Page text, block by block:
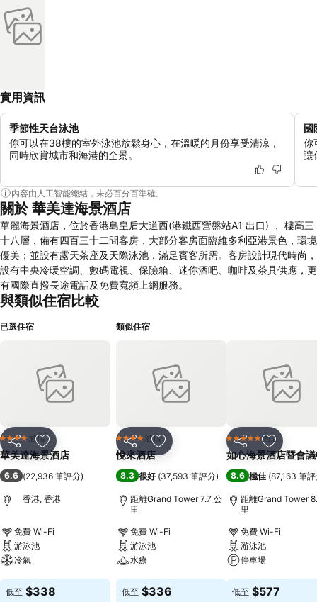
實用資訊
季節性天台泳池
你可以在38樓的室外泳池放鬆身心，在溫暖的月份享受清涼，
同時欣賞城市和海港的全景。
國
你
讓
內容由人工智能總結，未必百分百準確。
關於 華美達海景酒店
華麗海景酒店，位於香港島皇后大道西(港鐵西營盤站A1 出口) ， 樓高三
十八層，備有四百三十二間客房，大部分客房面臨維多利亞港景色，環境
優美；並設有露天茶座及天際泳池，滿足賓客所需。客房設計現代時尚，
設有中央冷暖空調、數碼電視、保險箱、迷你酒吧、咖啡及茶具供應，更
有國際直撥長途電話及免費寬頻上網服務。
與類似住宿比較
已選住宿
分享 放到收藏夾
4 星級 酒店
華美達海景酒店
6.6 (22,936 筆評分)
香港, 香港
免費 Wi-Fi
游泳池
冷氣
查看價格
低至 $338
類似住宿
分享 放到收藏夾
4 星級 酒店
悅來酒店
8.3 很好 (37,593 筆評分)
距離Grand Tower 7.7 公
里
免費 Wi-Fi
游泳池
水療
查看價格
低至 $336
分享 放到收藏
5 星級 酒店
如心海景酒店暨會
8.6 極佳 (87,163 筆
距離Grand Tower
里
免費 Wi-Fi
游泳池
停車場
查看價格
低至 $577